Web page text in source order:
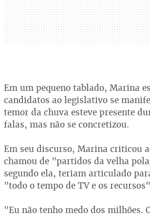
Em um pequeno tablado, Marina
candidatos ao legislativo se
temor da chuva esteve presente
falas, mas não se concretizou.
Em seu discurso, Marina criticou
chamou de "partidos da velha
segundo ela, teriam articulado
"todo o tempo de TV e os
"Eu não tenho medo dos milhões.